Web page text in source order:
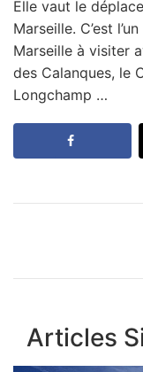
Elle vaut le
Marseille. C’est
Marseille à visiter
des Calanques, le
Longchamp …
Articles